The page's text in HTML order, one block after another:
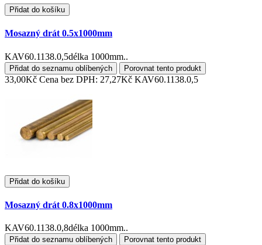
Přidat do košíku
Mosazný drát 0.5x1000mm
KAV60.1138.0,5délka 1000mm..
Přidat do seznamu oblíbených Porovnat tento produkt
33,00Kč Cena bez DPH: 27,27Kč KAV60.1138.0,5
Přidat do košíku
Mosazný drát 0.8x1000mm
KAV60.1138.0,8délka 1000mm..
Přidat do seznamu oblíbených Porovnat tento produkt